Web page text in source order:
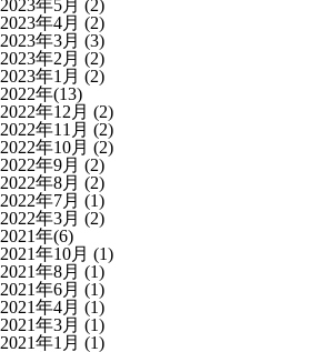
2023年5月 (2)
2023年4月 (2)
2023年3月 (3)
2023年2月 (2)
2023年1月 (2)
2022年(13)
2022年12月 (2)
2022年11月 (2)
2022年10月 (2)
2022年9月 (2)
2022年8月 (2)
2022年7月 (1)
2022年3月 (2)
2021年(6)
2021年10月 (1)
2021年8月 (1)
2021年6月 (1)
2021年4月 (1)
2021年3月 (1)
2021年1月 (1)